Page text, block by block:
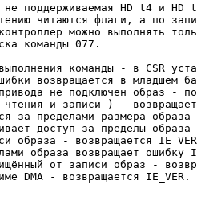
не поддерживаемая HD t4 и HD
читаются флаги, а по
можно выполнять
команды 077.
команды - в CSR
возвращается в младшем
не подключен образ -
и записи ) -
за пределами размера
доступ за пределы
образа - возвращается
образа возвращает ошибку
от записи образ -
DMA - возвращается IE_VER.